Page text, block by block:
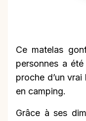
Ce matelas
personnes a
proche d’un
en camping.
Grâce à ses